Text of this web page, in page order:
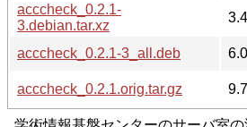
acccheck_0.2.1-
3.debian.tar.xz
acccheck_0.2.1-3_all.deb
acccheck_0.2.1.orig.tar.gz